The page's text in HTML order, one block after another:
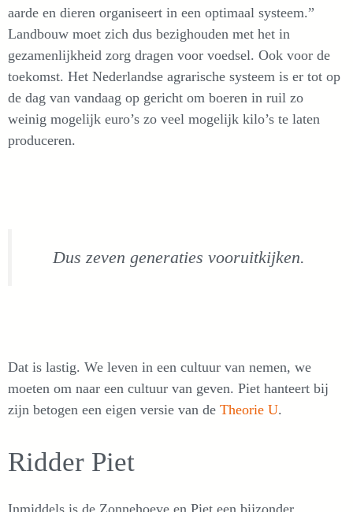
aarde en dieren organiseert in een optimaal systeem.”
Landbouw moet zich dus bezighouden met het in
gezamenlijkheid zorg dragen voor voedsel. Ook voor de
toekomst. Het Nederlandse agrarische systeem is er tot op
de dag van vandaag op gericht om boeren in ruil zo
weinig mogelijk euro’s zo veel mogelijk kilo’s te laten
produceren.
Dus zeven generaties vooruitkijken.
Dat is lastig. We leven in een cultuur van nemen, we
moeten om naar een cultuur van geven. Piet hanteert bij
zijn betogen een eigen versie van de Theorie U.
Ridder Piet
Inmiddels is de Zonnehoeve en Piet een bijzonder